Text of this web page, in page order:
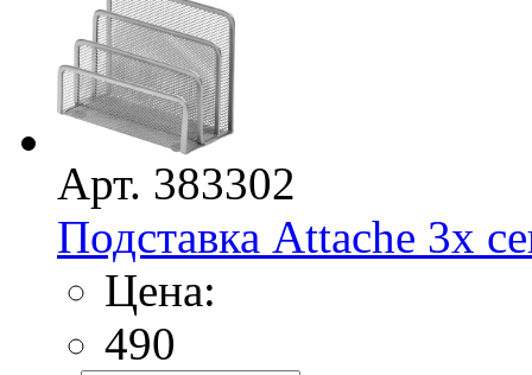
Арт. 383302
Подставка Attache 3х
Цена:
490